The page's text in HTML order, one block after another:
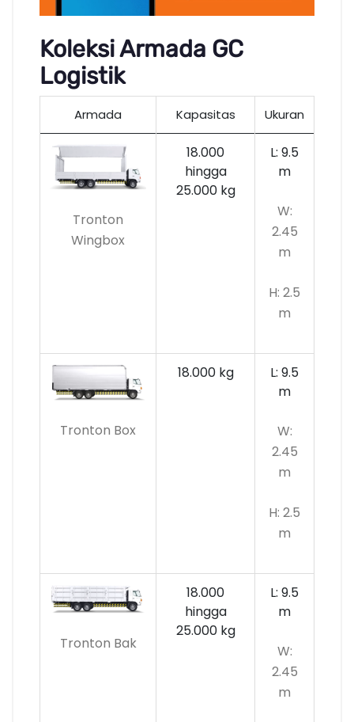
Koleksi Armada GC
Logistik
Armada Kapasitas Ukuran
Tronton
Wingbox
18.000
hingga
25.000 kg
L: 9.5
m
W:
2.45
m
H: 2.5
m
Tronton Box
18.000 kg
L: 9.5
m
W:
2.45
m
H: 2.5
m
Tronton Bak
18.000
hingga
25.000 kg
L: 9.5
m
W:
2.45
m